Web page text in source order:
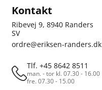
Kontakt
Ribevej 9, 8940 Randers
SV
ordre@eriksen-randers.dk
Tlf. +45 8642 8511
man. - tor kl. 07.30 - 16.00
fre. 07.30 - 15.00